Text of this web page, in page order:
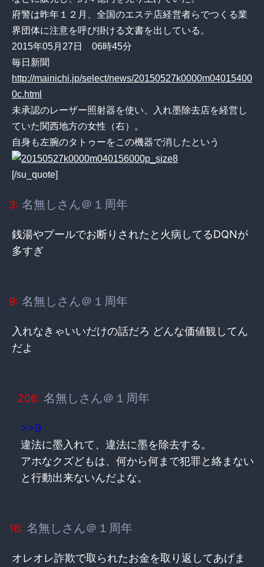
府警は昨年１２月、全国のエステ店経営者らでつくる業
界団体に注意を呼び掛ける文書を出している。
2015年05月27日 06時45分
毎日新聞
http://mainichi.jp/select/news/20150527k0000m04015400
0c.html
未承認のレーザー照射器を使い、入れ墨除去店を経営し
ていた関西地方の女性（右）。
自身も左腕のタトゥーをこの機器で消したという
[/su_quote]
3: 名無しさん＠１周年
銭湯やプールでお断りされたと火病してるDQNが
多すぎ
9: 名無しさん＠１周年
入れなきゃいいだけの話だろ どんな価値観してん
だよ
206: 名無しさん＠１周年
>>9
違法に墨入れて、違法に墨を除去する。
アホなクズどもは、何から何まで犯罪と絡まない
と行動出来ないんだよな。
16: 名無しさん＠１周年
オレオレ詐欺で取られたお金を取り返してあげま